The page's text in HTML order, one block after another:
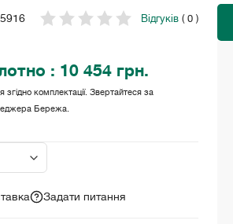
Відгуків ( 0 )
: 10 454 грн.
згідно комплектації. Звертайтеся за
Бережа.
Задати питання